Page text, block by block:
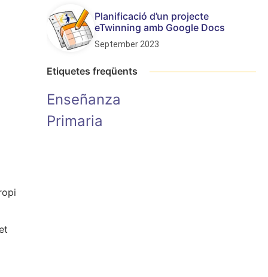
Planificació d’un projecte
eTwinning amb Google Docs
September 2023
Etiquetes freqüents
Enseñanza
Primaria